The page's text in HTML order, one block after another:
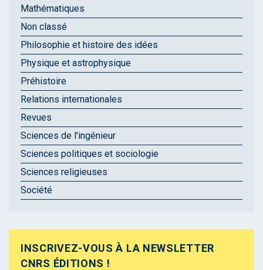
Mathématiques
Non classé
Philosophie et histoire des idées
Physique et astrophysique
Préhistoire
Relations internationales
Revues
Sciences de l'ingénieur
Sciences politiques et sociologie
Sciences religieuses
Société
INSCRIVEZ-VOUS À LA NEWSLETTER
CNRS ÉDITIONS !